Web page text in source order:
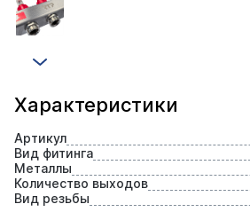
Характеристики
Артикул
Вид фитинга
Металлы
Количество выходов
Вид резьбы